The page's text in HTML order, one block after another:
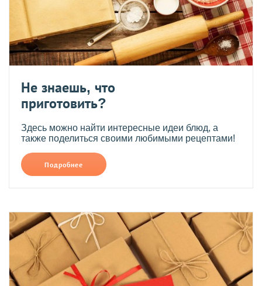
Не знаешь, что
приготовить?
Здесь можно найти интересные идеи блюд, а
также поделиться своими любимыми рецептами!
Подробнее